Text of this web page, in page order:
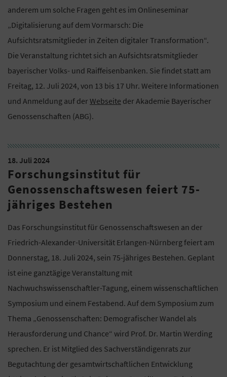
anderem um solche Fragen geht es im Onlineseminar
„Digitalisierung auf dem Vormarsch: Die
Aufsichtsratsmitglieder in Zeiten digitaler Transformation“.
Die Veranstaltung richtet sich an Aufsichtsratsmitglieder
bayerischer Volks- und Raiffeisenbanken. Sie findet statt am
Freitag, 12. Juli 2024, von 13 bis 17 Uhr. Weitere Informationen
und Anmeldung auf derWebseite der Akademie Bayerischer
Genossenschaften (ABG).
18. Juli 2024
Forschungsinstitut für
Genossenschaftswesen feiert 75-
jähriges Bestehen
Das Forschungsinstitut für Genossenschaftswesen an der
Friedrich-Alexander-Universität Erlangen-Nürnberg feiert am
Donnerstag, 18. Juli 2024, sein 75-jähriges Bestehen. Geplant
ist eine ganztägige Veranstaltung mit
Nachwuchswissenschaftler-Tagung, einem wissenschaftlichen
Symposium und einem Festabend. Auf dem Symposium zum
Thema „Genossenschaften: Demografischer Wandel als
Herausforderung und Chance“ wird Prof. Dr. Martin Werding
sprechen. Er ist Mitglied des Sachverständigenrats zur
Begutachtung der gesamtwirtschaftlichen Entwicklung